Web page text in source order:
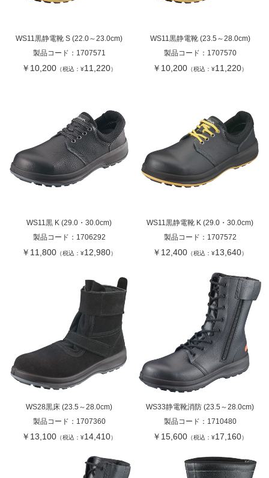
WS11黒静電靴 S (22.0～23.0cm)
製品コード： 1707571
￥10,200 （税込：¥11,220）
WS11黒静電靴 (23.5～28.0cm)
製品コード： 1707570
￥10,200 （税込：¥11,220）
WS11黒 K (29.0・30.0cm)
製品コード： 1706292
￥11,800 （税込：¥12,980）
WS11黒静電靴 K (29.0・30.0cm)
製品コード： 1707572
￥12,400 （税込：¥13,640）
WS28黒床 (23.5～28.0cm)
製品コード： 1707360
￥13,100 （税込：¥14,410）
WS33静電靴消防 (23.5～28.0cm)
製品コード： 1710480
￥15,600 （税込：¥17,160）